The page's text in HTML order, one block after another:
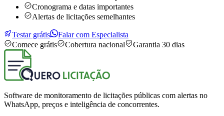
Cronograma e datas importantes
Alertas de licitações semelhantes
Testar grátis
Falar com Especialista
Comece grátis
Cobertura nacional Garantia 30 dias
Software de monitoramento de licitações públicas com alertas no
WhatsApp, preços e inteligência de concorrentes.